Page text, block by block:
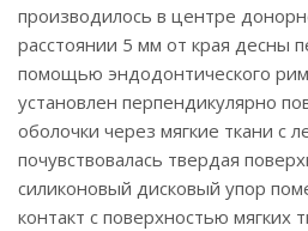
производилось в центре
расстоянии 5 мм от края десны
помощью эндодонтического
установлен перпендикулярно
оболочки через мягкие ткани с
почувствовалась твердая
силиконовый дисковый упор
контакт с поверхностью мягких